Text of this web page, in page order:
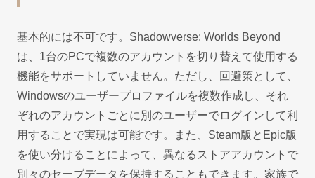
基本的には不可です。Shadowverse: Worlds Beyond
は、1台のPCで複数のアカウントを切り替えて使用する
機能をサポートしていません。ただし、回避策として、
Windowsのユーザープロファイルを複数作成し、それ
ぞれのアカウントごとに別のユーザーでログインして利
用することで実現は可能です。また、Steam版とEpic版
を使い分けることによって、異なるストアアカウントで
別々のセーブデータを保持することもできます。家族で